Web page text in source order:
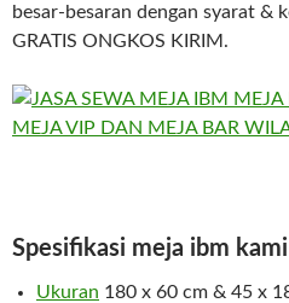
besar-besaran dengan syarat &
GRATIS ONGKOS KIRIM.
Spesifikasi meja ibm
Ukuran 180 x 60 cm & 45 x